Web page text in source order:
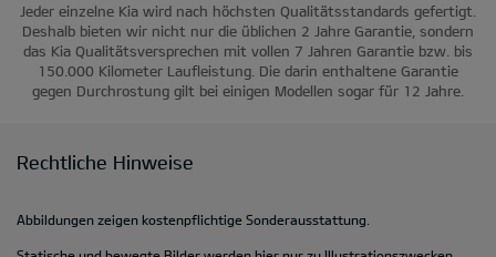
Jeder einzelne Kia wird nach höchsten Qualitätsstandards gefertigt.
Deshalb bieten wir nicht nur die üblichen 2 Jahre Garantie, sondern
das Kia Qualitätsversprechen mit vollen 7 Jahren Garantie bzw. bis
150.000 Kilometer Laufleistung. Die darin enthaltene Garantie
gegen Durchrostung gilt bei einigen Modellen sogar für 12 Jahre.
Rechtliche Hinweise
Abbildungen zeigen kostenpflichtige Sonderausstattung.